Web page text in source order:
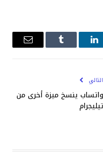
لينكدإن Tumblrالبريد
التالي
واتساب ينسخ ميزة أخرى من
تيليجرام